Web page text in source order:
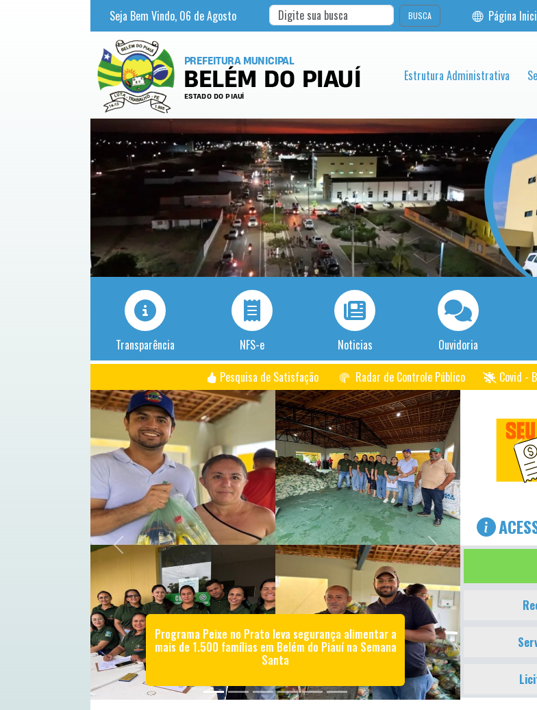
Seja Bem Vindo, 06 deAgosto BUSCA Página
Estrutura Administrativa
Transparência NFS-e Noticias Ouvidoria
Pesquisa de Satisfação
Radar de Controle Público Covid -
Programa Peixe no Prato leva segurança alimentar a
mais de 1.500 famílias em Belém do Piauí na Semana
Santa
Previous Next